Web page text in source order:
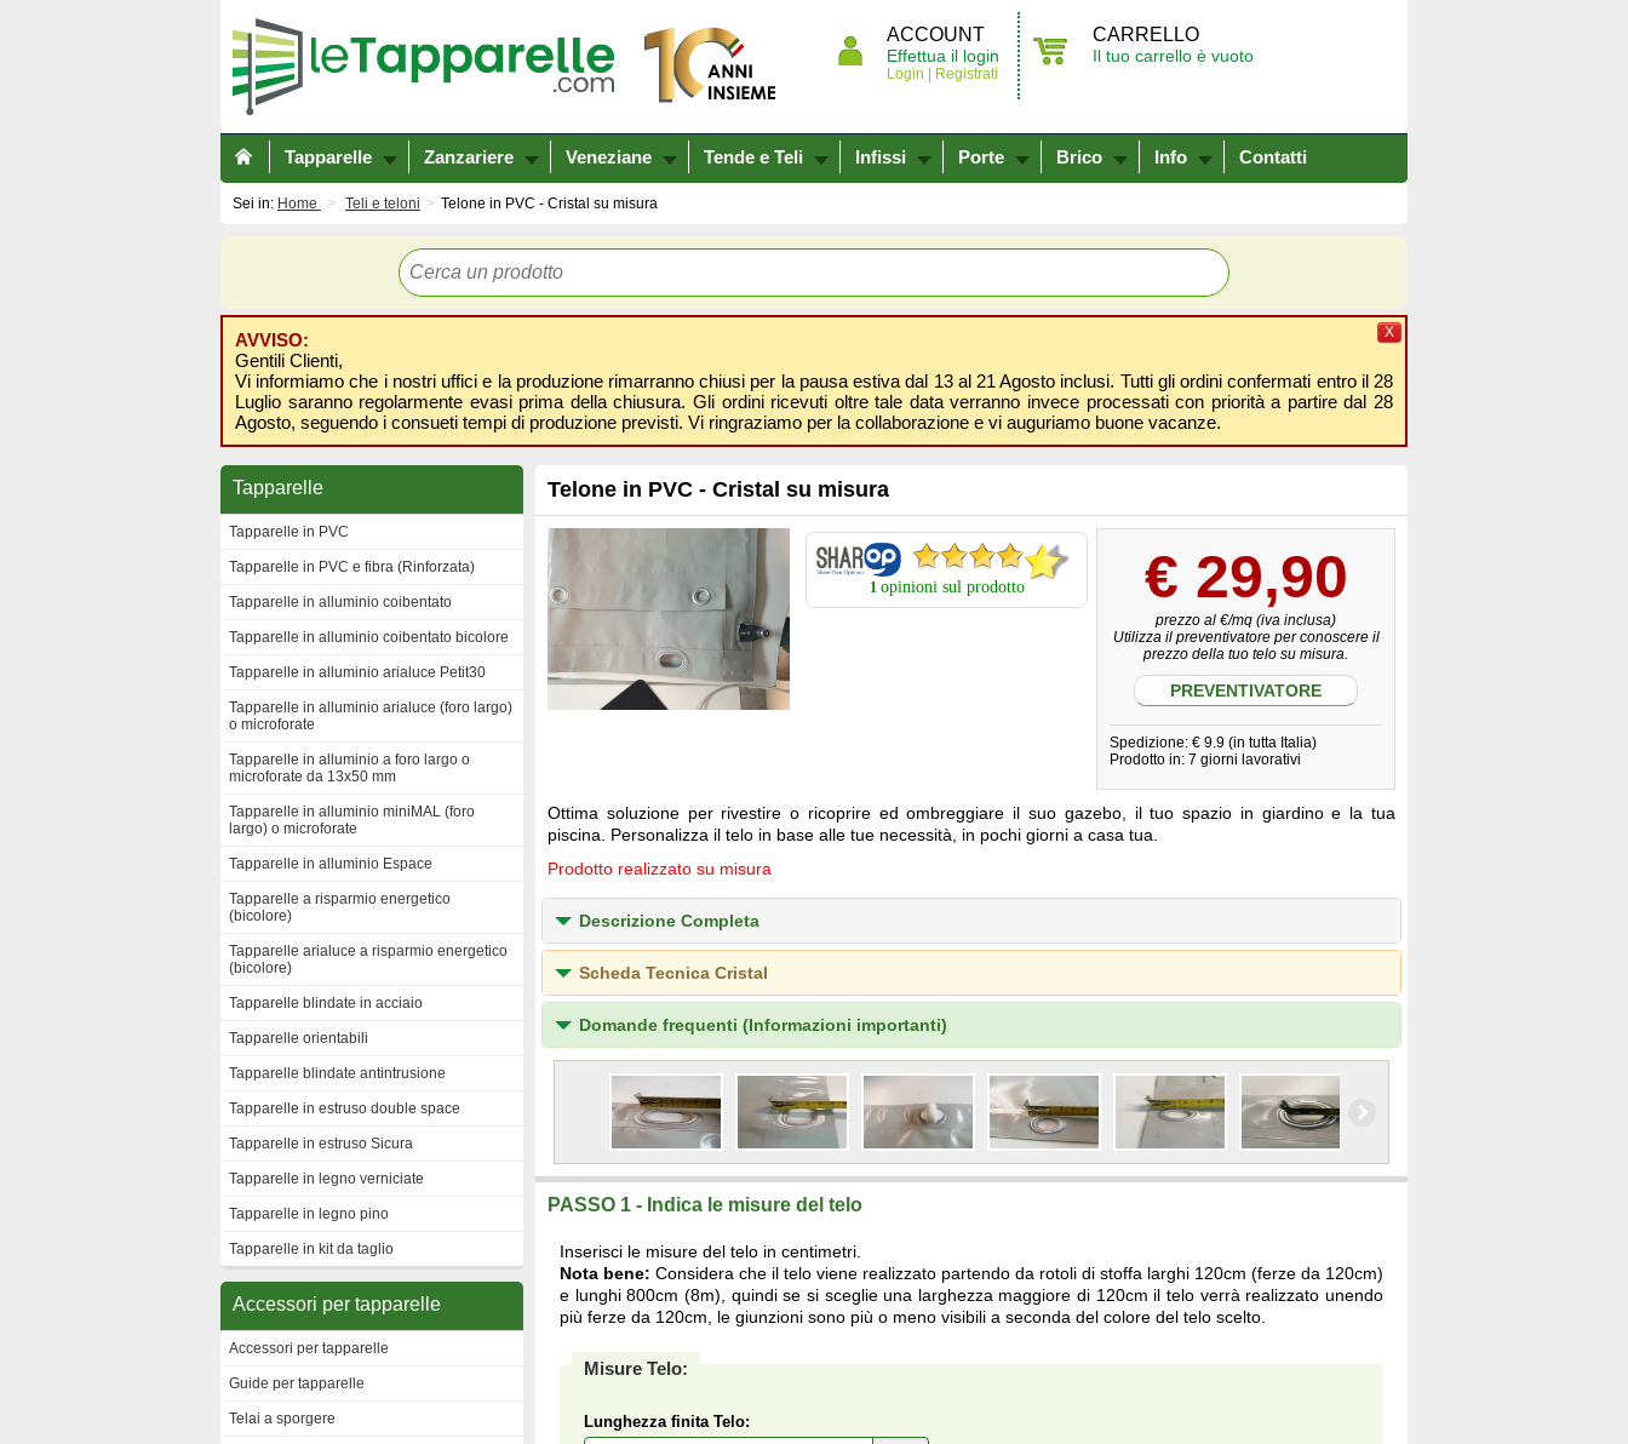
ACCOUNT
Effettua il login
Login | Registrati
CARRELLO
Il tuo carrello è vuoto
Tapparelle Zanzariere Veneziane Tende e Teli Infissi Porte Brico Info Contatti
Sei in: Home Teli e teloni Telone in PVC - Cristal su misura
AVVISO:
Gentili Clienti,
Vi informiamo che i nostri uffici e la produzione rimarranno chiusi per la pausa estiva dal 13 al 21 Agosto inclusi. Tutti gli ordini confermati entro il 28
Luglio saranno regolarmente evasi prima della chiusura. Gli ordini ricevuti oltre tale data verranno invece processati con priorità a partire dal 28
Agosto, seguendo i consueti tempi di produzione previsti. Vi ringraziamo per la collaborazione e vi auguriamo buone vacanze.
X
Tapparelle
Tapparelle in PVC
Tapparelle in PVC e fibra (Rinforzata)
Tapparelle in alluminio coibentato
Tapparelle in alluminio coibentato bicolore
Tapparelle in alluminio arialuce Petit30
Tapparelle in alluminio arialuce (foro largo)
o microforate
Tapparelle in alluminio a foro largo o
microforate da 13x50 mm
Tapparelle in alluminio miniMAL (foro
largo) o microforate
Tapparelle in alluminio Espace
Tapparelle a risparmio energetico
(bicolore)
Tapparelle arialuce a risparmio energetico
(bicolore)
Tapparelle blindate in acciaio
Tapparelle orientabili
Tapparelle blindate antintrusione
Tapparelle in estruso double space
Tapparelle in estruso Sicura
Tapparelle in legno verniciate
Tapparelle in legno pino
Tapparelle in kit da taglio
Accessori per tapparelle
Accessori per tapparelle
Guide per tapparelle
Telai a sporgere
Telone in PVC - Cristal su misura
1 opinioni sul prodotto € 29,90
prezzo al €/mq (iva inclusa)
Utilizza il preventivatore per conoscere il
prezzo della tuo telo su misura.
PREVENTIVATORE
Spedizione: € 9.9 (in tutta Italia)
Prodotto in: 7 giorni lavorativi
Ottima soluzione per rivestire o ricoprire ed ombreggiare il suo gazebo, il tuo spazio in giardino e la tua
piscina. Personalizza il telo in base alle tue necessità, in pochi giorni a casa tua.
Prodotto realizzato su misura
Descrizione Completa
Scheda Tecnica Cristal
Domande frequenti (Informazioni importanti)
PASSO 1 - Indica le misure del telo
Inserisci le misure del telo in centimetri.
Nota bene: Considera che il telo viene realizzato partendo da rotoli di stoffa larghi 120cm (ferze da 120cm)
e lunghi 800cm (8m), quindi se si sceglie una larghezza maggiore di 120cm il telo verrà realizzato unendo
più ferze da 120cm, le giunzioni sono più o meno visibili a seconda del colore del telo scelto.
Misure Telo:
Lunghezza finita Telo: